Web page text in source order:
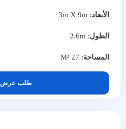
الأبعاد: 3m X 9m
الطول: 2.6m
المساحة: 27 M²
طلب عرض